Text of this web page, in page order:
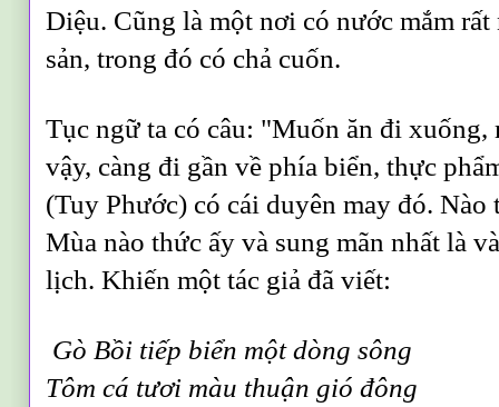
Diệu. Cũng là một nơi có nước mắm
sản, trong đó có chả cuốn.
Tục ngữ ta có câu: "Muốn ăn đi
vậy, càng đi gần về phía biển, thực
(Tuy Phước) có cái duyên may đó.
Mùa nào thức ấy và sung mãn nhất là
lịch. Khiến một tác giả đã viết:
Gò Bồi tiếp biển một dòng sông
Tôm cá tươi màu thuận gió đông